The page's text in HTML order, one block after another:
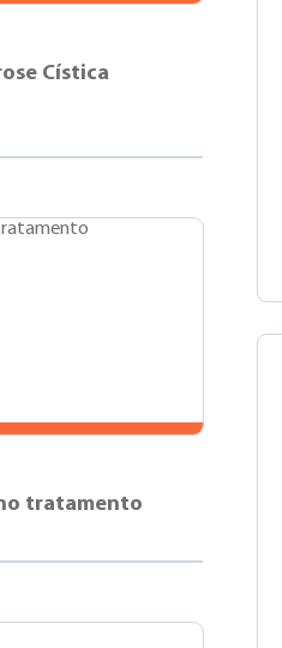
Cística
tratamento